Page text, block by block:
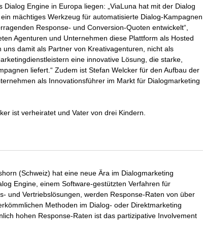
Dialog Engine in Europa liegen: „ViaLuna hat mit der Dialog
mächtiges Werkzeug für automatisierte Dialog-Kampagnen
Response- und Conversion-Quoten entwickelt“,
Agenturen und Unternehmen diese Plattform als Hosted
damit als Partner von Kreativagenturen, nicht als
eine innovative Lösung, die starke,
liefert.“ Zudem ist Stefan Welcker für den Aufbau der
als Innovationsführer im Markt für Dialogmarketing
ist verheiratet und Vater von drei Kindern.
(Schweiz) hat eine neue Ära im Dialogmarketing
Engine, einem Software-gestützten Verfahren für
und Vertriebslösungen, werden Response-Raten von über
Methoden im Dialog- oder Direktmarketing
hohen Response-Raten ist das partizipative Involvement